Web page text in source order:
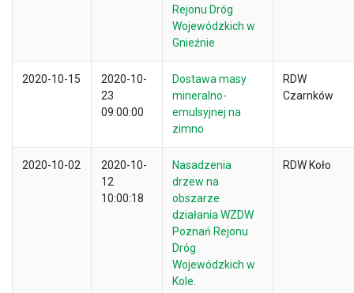
Rejonu Dróg
Wojewódzkich w
Gnieźnie
2020-10-15
2020-10-
23
09:00:00
Dostawa masy
mineralno-
emulsyjnej na
zimno
RDW
Czarnków
2020-10-02
2020-10-
12
10:00:18
Nasadzenia
drzew na
obszarze
działania WZDW
Poznań Rejonu
Dróg
Wojewódzkich w
Kole.
RDW Koło